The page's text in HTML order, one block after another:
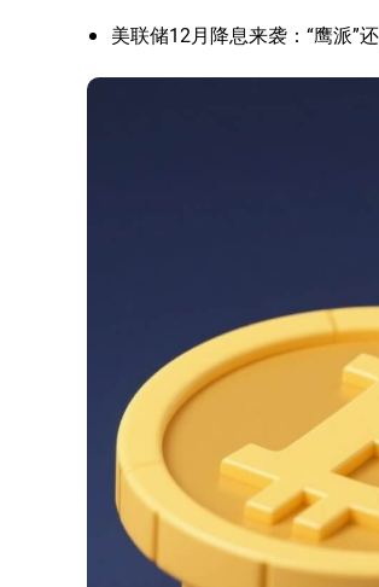
美联储12月降息来袭：“鹰派”